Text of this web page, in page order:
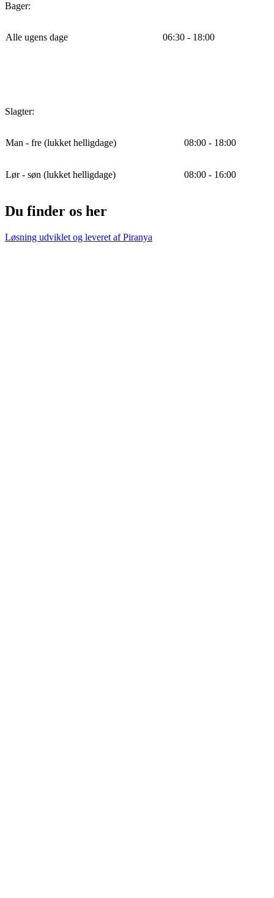
Bager:
Alle ugens dage 06:30 - 18:00
Slagter:
Man - fre (lukket helligdage) 08:00 - 18:00
Lør - søn (lukket helligdage) 08:00 - 16:00
Du finder os her
Løsning udviklet og leveret afPiranya